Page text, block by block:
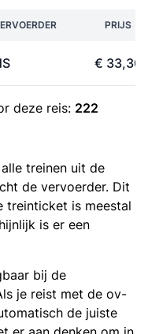
PRIJS
€ 33,30
deze reis: 222
treinen uit de
de vervoerder. Dit
is meestal
is er een
bij de
je reist met de ov-
de juiste